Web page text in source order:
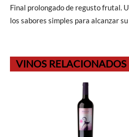
Final prolongado de regusto frutal.
los sabores simples para alcanzar
VINOS RELACIONADOS